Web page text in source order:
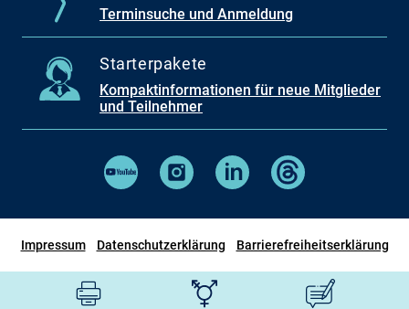
Terminsuche und Anmeldung
Starterpakete
Kompaktinformationen für neue Mitglieder
und Teilnehmer
Impressum Datenschutzerklärung Barrierefreiheitserklärung